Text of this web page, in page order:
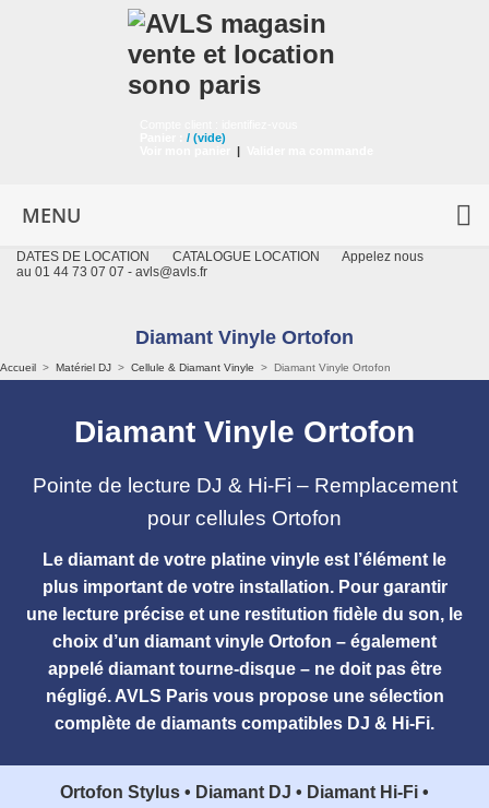
/ (vide)
|
MENU
DATES DE LOCATION CATALOGUE LOCATION
Appelez nous
au 01 44 73 07 07 - avls@avls.fr
Diamant Vinyle Ortofon
Accueil > Matériel DJ > Cellule & Diamant Vinyle > Diamant Vinyle Ortofon
Diamant Vinyle Ortofon
Pointe de lecture DJ & Hi-Fi – Remplacement
pour cellules Ortofon
Le diamant de votre platine vinyle est l’élément le
plus important de votre installation. Pour garantir
une lecture précise et une restitution fidèle du son, le
choix d’un diamant vinyle Ortofon – également
appelé diamant tourne-disque– ne doit pas être
négligé. AVLS Paris vous propose une sélection
complète de diamants compatibles DJ & Hi-Fi.
Ortofon Stylus • Diamant DJ • Diamant Hi-Fi •